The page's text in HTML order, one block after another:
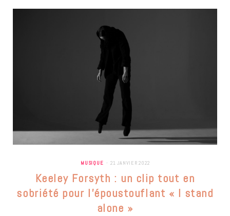
MUSIQUE 21 JANVIER 2022
Keeley Forsyth : un clip tout en
sobriété pour l’époustouflant « I stand
alone »